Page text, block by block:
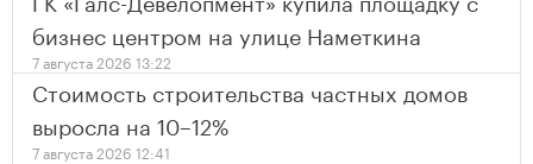
бизнес центром на улице Наметкина
7 августа 2026 13:22
Стоимость строительства частных домов
выросла на 10–12%
7 августа 2026 12:41